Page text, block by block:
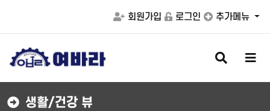
회원가입 로그인 추가메뉴
검
색
버
메
버
생활/건강 뷰